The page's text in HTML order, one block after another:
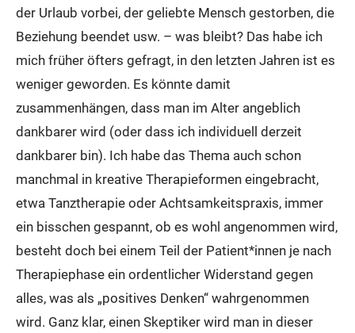
der Urlaub vorbei, der geliebte Mensch gestorben, die
Beziehung beendet usw. – was bleibt? Das habe ich
mich früher öfters gefragt, in den letzten Jahren ist es
weniger geworden. Es könnte damit
zusammenhängen, dass man im Alter angeblich
dankbarer wird (oder dass ich individuell derzeit
dankbarer bin). Ich habe das Thema auch schon
manchmal in kreative Therapieformen eingebracht,
etwa Tanztherapie oder Achtsamkeitspraxis, immer
ein bisschen gespannt, ob es wohl angenommen wird,
besteht doch bei einem Teil der Patient*innen je nach
Therapiephase ein ordentlicher Widerstand gegen
alles, was als „positives Denken“ wahrgenommen
wird. Ganz klar, einen Skeptiker wird man in dieser